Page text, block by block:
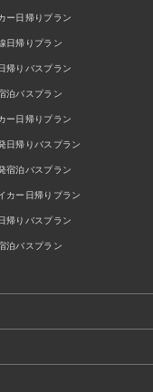
ー日帰りプラン
日帰りプラン
帰りバスプラン
泊バスプラン
ー日帰りプラン
日帰りバスプラン
宿泊バスプラン
カー日帰りプラン
帰りバスプラン
泊バスプラン